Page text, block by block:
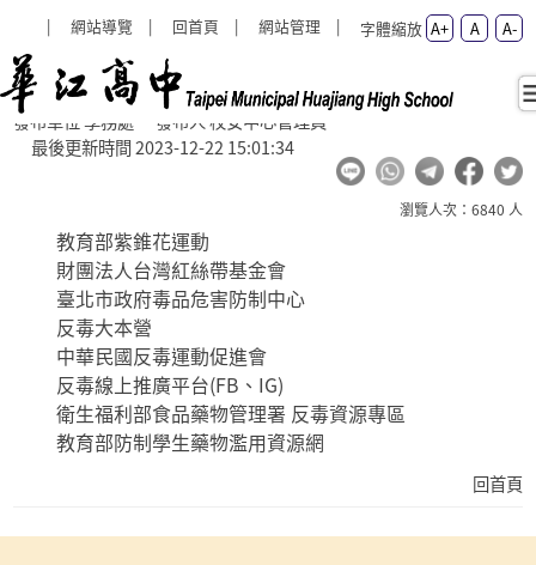
網站導覽
回首頁 網站管理 字體縮放 A+ A A-
反毒宣導網站 - 學務處 - hcsh
反毒宣導網站
發布單位 學務處 發布人 校安中心管理員
最後更新時間 2023-12-22 15:01:34
瀏覽人次：6840 人
教育部紫錐花運動
財團法人台灣紅絲帶基金會
臺北市政府毒品危害防制中心
反毒大本營
中華民國反毒運動促進會
反毒線上推廣平台(FB、IG)
衛生福利部食品藥物管理署 反毒資源專區
教育部防制學生藥物濫用資源網
回首頁